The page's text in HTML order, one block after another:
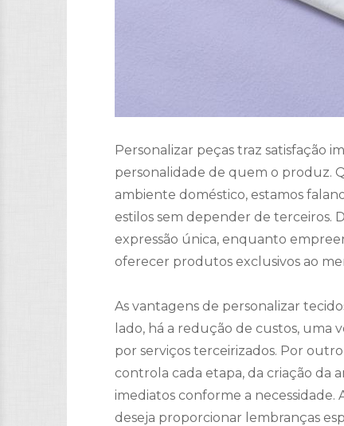
Personalizar peças traz satisfação
personalidade de quem o produz.
ambiente doméstico, estamos
estilos sem depender de terceiros.
expressão única, enquanto
oferecer produtos exclusivos ao
As vantagens de personalizar
lado, há a redução de custos, uma
por serviços terceirizados. Por
controla cada etapa, da criação da
imediatos conforme a
deseja proporcionar lembranças